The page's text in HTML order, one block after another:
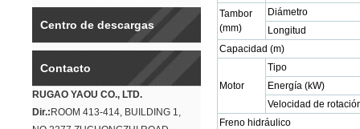
Centro de descargas
Contacto
RUGAO YAOU CO., LTD.
Dir.: ROOM 413-414, BUILDING 1,
Tambor
(mm)
Diámetro
Longitud
Capacidad (m)
Motor
Tipo
Energía (kW)
Velocidad de
Freno hidráulico